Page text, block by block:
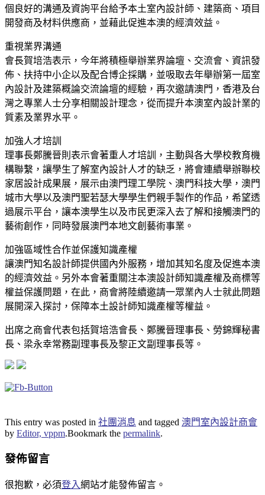
個良好的溝通及資詢平台給予本土室內設計師、建築商、項目
開發商及材料供應商，並藉此促進本澳的經濟效益。
重視業界溝通
會長賀培浩表示，今年將積極舉辦業界論壇、交流會、資訊發
佈、扶持中小企以及配合博企採購，並吸取去年舉辦第一屆室
內設計及建築概論交流論壇的經驗，再次邀請澳門，香港及台
灣之專業人士分享相關設計理念，從而提升本澳室內設計業的
質素及業界水平。
加強人才培訓
理事長鄭騰晉則表示會著重人才培訓，主動與各大學校教育機
構聯繫，讓學生了解室內設計人才的缺乏，將會連續舉辦聯校
家居設計成果展，展示由澳門理工學院、澳門科技大學，澳門
城市大學以及澳門聖若瑟大學學生們親手製作的作品，希望透
過展示平台，讓本澳學生以及市民更深入去了解和接觸澳門的
藝術創作，同時發展澳門本地文創藝術事業。
加強區域性合作並保護知識產權
讓澳門知名設計師提供國內外服務，增加其知名度及促進本澳
的經濟效益。另外本會著重關注本澳設計師知識產權及商標等
權益保護問題，在此，商會將陸續邀請一眾業內人士就此問題
展開深入探討，保障本土設計師知識產權等權益。
出席之商會代表包括賀培浩會長、鄭騰晉理事長、勞錦輝秘書
長、梁永幸常務副理事長及黎正文副理事長等。
This entry was posted in 社團消息 and tagged 澳門室內設計商會
by Editor, vppm.Bookmark the permalink.
發佈留言
很抱歉，必須登入網站才能發佈留言。